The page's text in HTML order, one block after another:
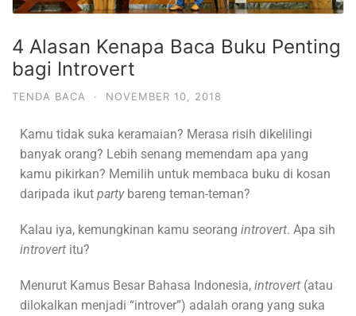
4 Alasan Kenapa Baca Buku Penting
bagi Introvert
TENDA BACA · NOVEMBER 10, 2018
Kamu tidak suka keramaian? Merasa risih dikelilingi
banyak orang? Lebih senang memendam apa yang
kamu pikirkan? Memilih untuk membaca buku di kosan
daripada ikut party bareng teman-teman?
Kalau iya, kemungkinan kamu seorang introvert. Apa sih
introvert itu?
Menurut Kamus Besar Bahasa Indonesia, introvert (atau
dilokalkan menjadi “introver”) adalah orang yang suka